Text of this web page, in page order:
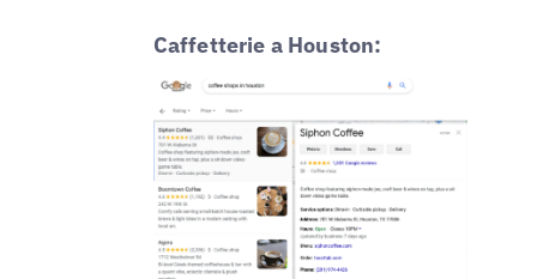
Caffetterie a Houston: